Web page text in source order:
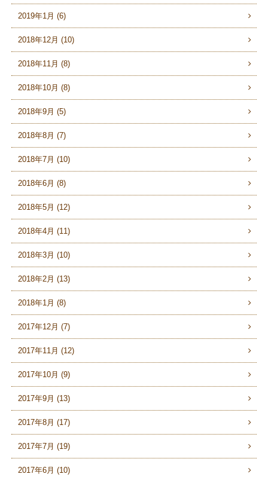
2019年1月 (6)
2018年12月 (10)
2018年11月 (8)
2018年10月 (8)
2018年9月 (5)
2018年8月 (7)
2018年7月 (10)
2018年6月 (8)
2018年5月 (12)
2018年4月 (11)
2018年3月 (10)
2018年2月 (13)
2018年1月 (8)
2017年12月 (7)
2017年11月 (12)
2017年10月 (9)
2017年9月 (13)
2017年8月 (17)
2017年7月 (19)
2017年6月 (10)